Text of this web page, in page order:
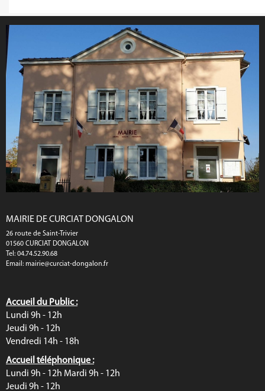
MAIRIE DE CURCIAT DONGALON
26 route de Saint-Trivier
01560 CURCIAT DONGALON
Tel: 04.74.52.90.68
Email: mairie@curciat-dongalon.fr
Accueil du Public :
Lundi 9h - 12h
Jeudi 9h - 12h
Vendredi 14h - 18h
Accueil téléphonique :
Lundi 9h - 12h Mardi 9h - 12h
Jeudi 9h - 12h